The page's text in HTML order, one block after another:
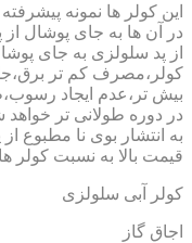
این کولر ها نمونه
در آن ها به جای پوشال
از پد سلولزی به جای
کولر،مصرف کم تر
بیش تر،عدم ایجاد
در دوره طولانی تر
به انتشار بوی نا مطبوع
قیمت بالا به نسبت کولر
کولر آبی سلولزی
اجاق گاز